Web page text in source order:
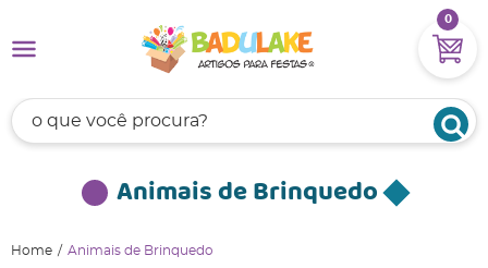
0
Animais de Brinquedo
Home Animais de Brinquedo